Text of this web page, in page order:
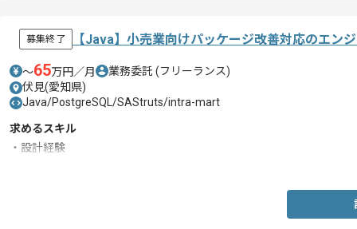
募集終了 【Java】小売業向けパッケージ改善対応のエン
〜65万円／月 業務委託 (フリーランス)
伏見(愛知県)
Java/PostgreSQL/SAStruts/intra-mart
求めるスキル
・設計経験